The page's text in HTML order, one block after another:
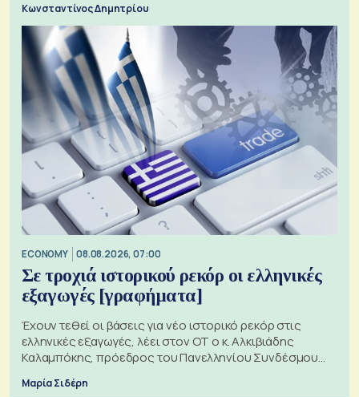
Κωνσταντίνος Δημητρίου
ECONOMY 08.08.2026, 07:00
Σε τροχιά ιστορικού ρεκόρ οι ελληνικές
εξαγωγές [γραφήματα]
Έχουν τεθεί οι βάσεις για νέο ιστορικό ρεκόρ στις
ελληνικές εξαγωγές, λέει στον ΟΤ ο κ. Αλκιβιάδης
Καλαμπόκης, πρόεδρος του Πανελληνίου Συνδέσμου
Μαρία Σιδέρη